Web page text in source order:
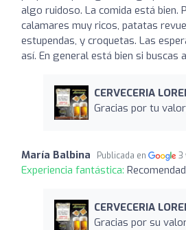
algo ruidoso. La comida está bien.
calamares muy ricos, patatas
estupendas, y croquetas. Las
así. En general está bien si buscas
CERVECERIA
Gracias por tu
María Balbina Publicada en 3
Experiencia fantástica:
CERVECERIA
Gracias por su